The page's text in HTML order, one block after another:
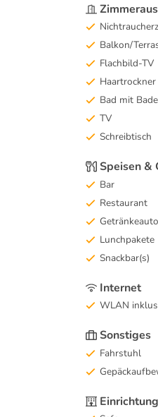
Balkon/
Flachbild-TV
Haartrockner
Bad mit
TV
Schreibtisch
Speisen &
Bar
Restaurant
Lunchpakete
Snackbar(s)
Internet
WLAN
Sonstiges
Fahrstuhl